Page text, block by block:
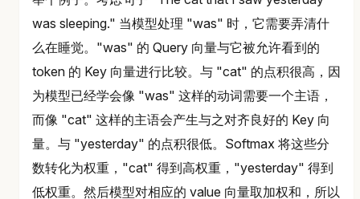
was sleeping." 当模型处理 "was" 时，它需要弄清什
么在睡觉。"was" 的 Query 向量与它被允许看到的
token 的 Key 向量进行比较。与 "cat" 的点积很高，因
为模型已经学会像 "was" 这样的动词需要一个主语，
而像 "cat" 这样的主语会产生与之对齐良好的 Key 向
量。与 "yesterday" 的点积很低。Softmax 将这些分
数转化为权重，"cat" 得到高权重，"yesterday" 得到
低权重。然后模型对相应的 value 向量取加权和，所以